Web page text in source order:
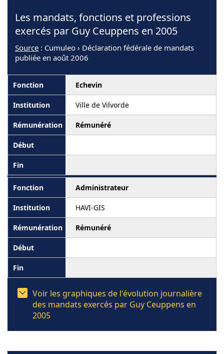
Les mandats, fonctions et professions
exercés par Guy Ceuppens en 2005
Source : Cumuleo › Déclaration fédérale de mandats
publiée en août 2006
Echevin
Ville de Vilvorde
Rémunéré
Administrateur
HAVI-GIS
Rémunéré
Voir les graphiques de l'évolution journalière
des mandats exercés par Guy Ceuppens en
2005